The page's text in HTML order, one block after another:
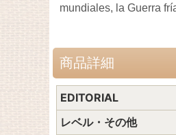
mundiales, la Guerra
商品詳細
EDITORIAL
レベル・その他